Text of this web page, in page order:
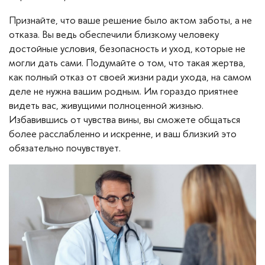
Признайте, что ваше решение было актом заботы, а не
отказа. Вы ведь обеспечили близкому человеку
достойные условия, безопасность и уход, которые не
могли дать сами. Подумайте о том, что такая жертва,
как полный отказ от своей жизни ради ухода, на самом
деле не нужна вашим родным. Им гораздо приятнее
видеть вас, живущими полноценной жизнью.
Избавившись от чувства вины, вы сможете общаться
более расслабленно и искренне, и ваш близкий это
обязательно почувствует.